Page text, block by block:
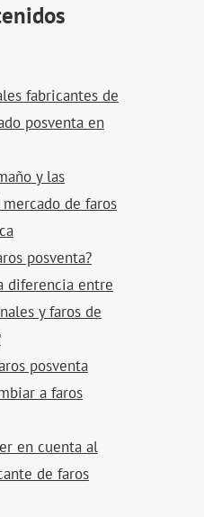
fabricantes de
posventa en
y las
de faros
posventa?
diferencia entre
y faros de
posventa
a faros
en cuenta al
de faros